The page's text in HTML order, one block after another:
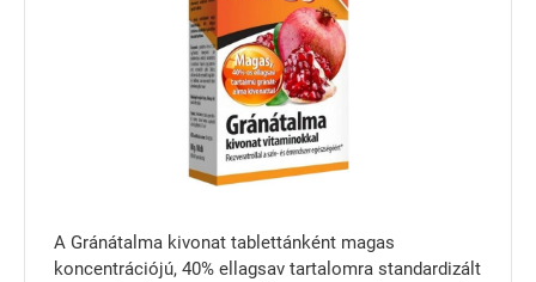
A Gránátalma kivonat tablettánként magas
koncentrációjú, 40% ellagsav tartalomra standardizált